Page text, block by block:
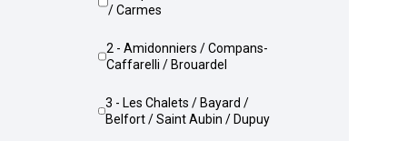
/ Carmes
2 - Amidonniers / Compans-
Caffarelli / Brouardel
3 - Les Chalets / Bayard /
Belfort / Saint Aubin / Dupuy